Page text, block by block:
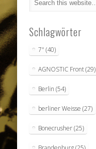
Schlagwörter
7" (40)
AGNOSTIC Front(29)
Berlin (54)
berliner Weisse (27)
Bonecrusher(25)